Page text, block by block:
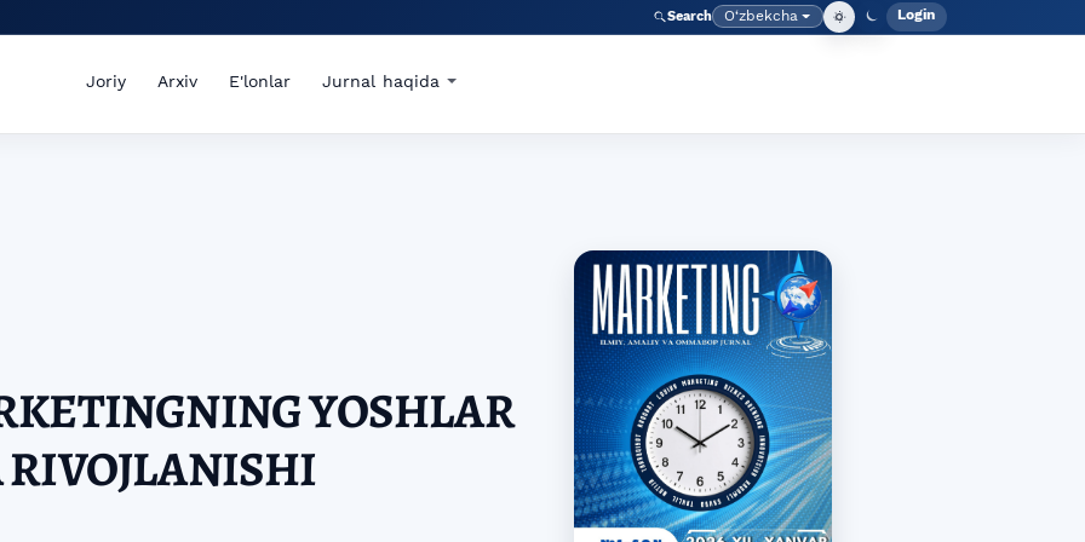
Search Language
O‘zbekcha Admin
Login
Joriy Arxiv E'lonlar Jurnal haqida
YOSHLAR